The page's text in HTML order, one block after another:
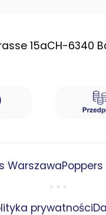
15aCH-6340
WarszawaPoppers
prywatności